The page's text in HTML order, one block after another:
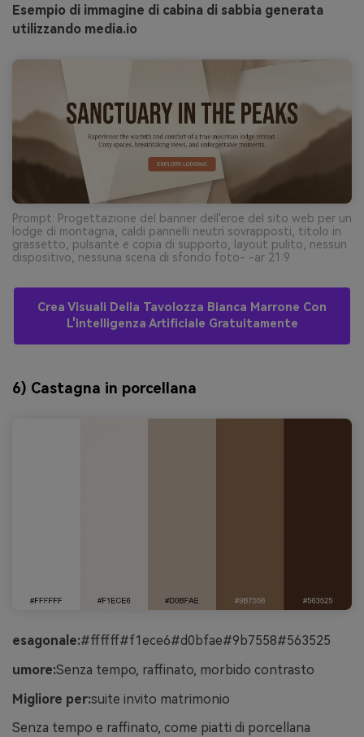
Esempio di immagine di cabina di sabbia generata
utilizzando media.io
Prompt: Progettazione del banner dell'eroe del sito web per un
lodge di montagna, caldi pannelli neutri sovrapposti, titolo in
grassetto, pulsante e copia di supporto, layout pulito, nessun
dispositivo, nessuna scena di sfondo foto- -ar 21:9
Crea Visuali Della Tavolozza Bianca Marrone Con
L'intelligenza Artificiale Gratuitamente
6) Castagna in porcellana
esagonale:#ffffff#f1ece6#d0bfae#9b7558#563525
umore:Senza tempo, raffinato, morbido contrasto
Migliore per:suite invito matrimonio
Senza tempo e raffinato, come piatti di porcellana